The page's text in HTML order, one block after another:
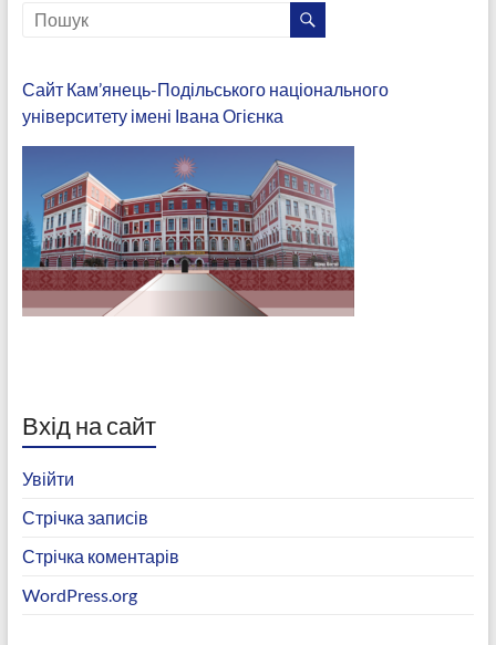
Сайт Кам’янець-Подільського національного
університету імені Івана Огієнка
Вхід на сайт
Увійти
Стрічка записів
Стрічка коментарів
WordPress.org